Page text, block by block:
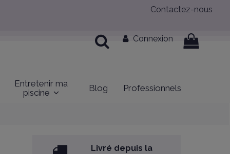
Contactez-nous
Connexion
Entretenir ma
piscine
Blog Professionnels
Livré depuis la